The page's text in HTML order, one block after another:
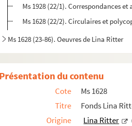
Ms 1928 (22/1). Correspondances
Ms 1628 (22/2). Circulaires et
Ms 1628 (23-86). Oeuvres de Lina Ritter
Présentation du contenu
Cote
Ms 1628
Titre
Fonds Lina
Origine
Lina Ritter